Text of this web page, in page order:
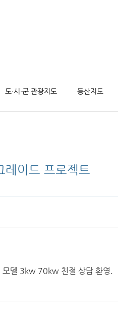
도·시·군 관광지도 등산지도
레이드 프로젝트
모델 3kw 70kw 친절 상담 환영.